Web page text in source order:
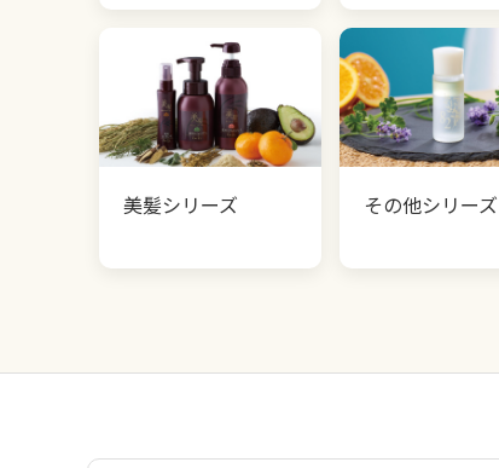
美髪シリーズ その他シリーズ